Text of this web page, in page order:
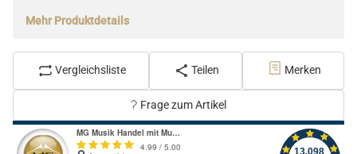
Mehr Produktdetails
Vergleichsliste Teilen Merken
Frage zum Artikel